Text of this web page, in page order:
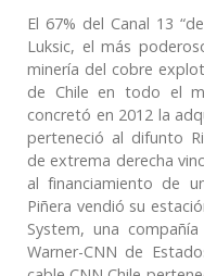
El 67% del Canal 13
Luksic, el más
minería del cobre
de Chile en todo el
concretó en 2012 la
perteneció al difunto
de extrema derecha
al financiamiento de
Piñera vendió su
System, una
Warner-CNN de